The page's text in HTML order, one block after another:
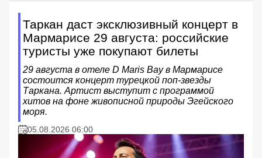
Таркан даст эксклюзивный концерт в
Мармарисе 29 августа: российские
туристы уже покупают билеты
29 августа в отеле D Maris Bay в Мармарисе
состоится концерт турецкой поп-звезды
Таркана. Артист выступит с программой
хитов на фоне живописной природы Эгейского
моря.
05.08.2026 06:00